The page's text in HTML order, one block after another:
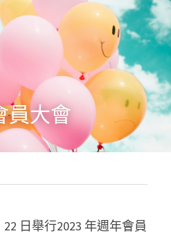
員大會
日舉行2023 年週年會員